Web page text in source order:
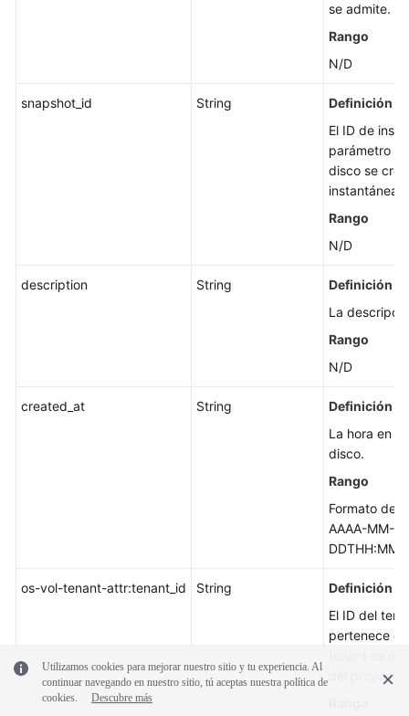
se admite.
Rango
N/D
snapshot_id String
Definición
El ID de
parámetro
disco se
instantánea.
Rango
N/D
description String
Definición
La
Rango
N/D
created_at String
Definición
La hora en
disco.
Rango
Formato de
AAAA-MM-
os-vol-tenant-attr:tenant_id String
Definición
El ID del
pertenece el
del proyecto.
Utilizamos cookies para mejorar nuestro sitio y tu experiencia. Al
continuar navegando en nuestro sitio, tú aceptas nuestra política de
cookies.
Descubre más